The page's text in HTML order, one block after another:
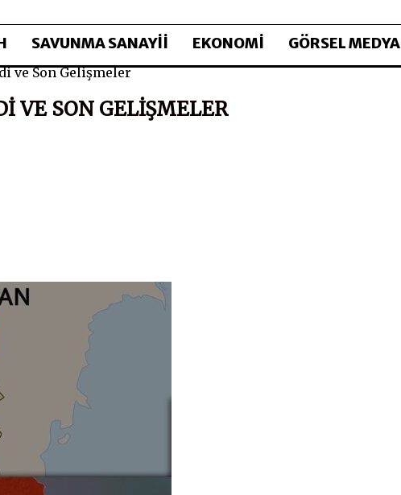
SAVUNMA SANAYİİ EKONOMİ GÖRSEL MEDYA
ve Son Gelişmeler
VE SON GELIŞMELER